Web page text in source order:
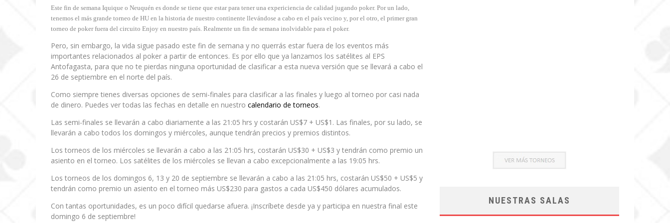
Este fin de semana Iquique o Neuquén es donde se tiene que estar para tener una expericiencia de calidad jugando poker. Por un lado,
tenemos el más grande torneo de HU en la historia de nuestro continente llevándose a cabo en el país vecino y, por el otro, el primer gran
torneo de poker fuera del circuito Enjoy en nuestro país. Realmente un fin de semana inolvidable para el poker.
Pero, sin embargo, la vida sigue pasado este fin de semana y no querrás estar fuera de los eventos más
importantes relacionados al poker a partir de entonces. Es por ello que ya lanzamos los satélites al EPS
Antofagasta, para que no te pierdas ninguna oportunidad de clasificar a esta nueva versión que se llevará a cabo el
26 de septiembre en el norte del país.
Como siempre tienes diversas opciones de semi-finales para clasificar a las finales y luego al torneo por casi nada
de dinero. Puedes ver todas las fechas en detalle en nuestro calendario de torneos.
Las semi-finales se llevarán a cabo diariamente a las 21:05 hrs y costarán US$7 + US$1. Las finales, por su lado, se
llevarán a cabo todos los domingos y miércoles, aunque tendrán precios y premios distintos.
Los torneos de los miércoles se llevarán a cabo a las 21:05 hrs, costarán US$30 + US$3 y tendrán como premio un
asiento en el torneo. Los satélites de los miércoles se llevan a cabo excepcionalmente a las 19:05 hrs.
Los torneos de los domingos 6, 13 y 20 de septiembre se llevarán a cabo a las 21:05 hrs, costarán US$50 + US$5 y
tendrán como premio un asiento en el torneo más US$230 para gastos a cada US$450 dólares acumulados.
Con tantas oportunidades, es un poco difícil quedarse afuera. ¡Inscríbete desde ya y participa en nuestra final este
domingo 6 de septiembre!
NUESTRAS SALAS